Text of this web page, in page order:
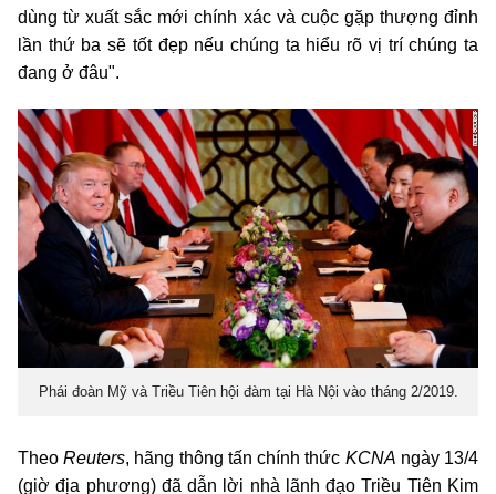
dùng từ xuất sắc mới chính xác và cuộc gặp thượng đỉnh
lần thứ ba sẽ tốt đẹp nếu chúng ta hiểu rõ vị trí chúng ta
đang ở đâu".
Phái đoàn Mỹ và Triều Tiên hội đàm tại Hà Nội vào tháng 2/2019.
TheoReuters, hãng thông tấn chính thức KCNA ngày 13/4
(giờ địa phương) đã dẫn lời nhà lãnh đạo Triều Tiên Kim